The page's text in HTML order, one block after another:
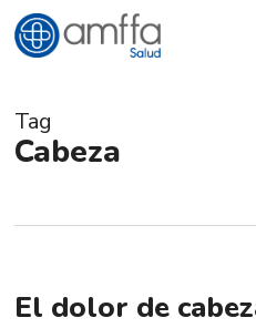
Skip
to
main
Tag
Cabeza
El dolor de